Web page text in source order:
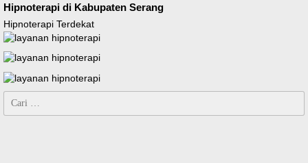
Hipnoterapi di Kabupaten Serang
Hipnoterapi Terdekat
Cari
untuk: